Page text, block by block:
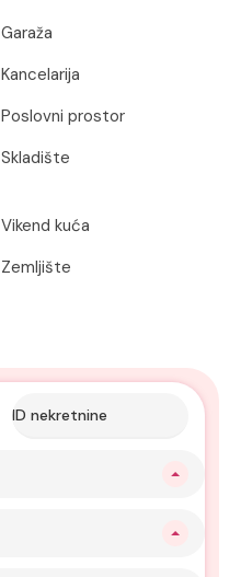
Garaža
Kancelarija
Poslovni prostor
Skladište
Vikend kuća
Zemljište